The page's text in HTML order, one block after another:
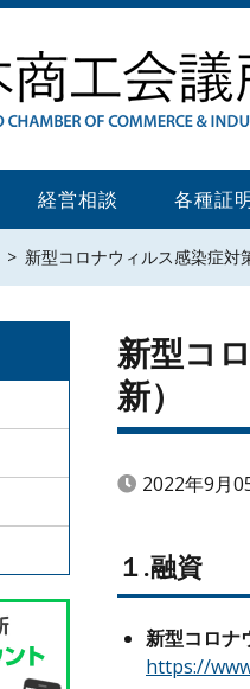
経営相談 各種証
新型コロナウィルス感染症対
新型コ
新）
2022年9月
１.融資
新型コロナ
https://